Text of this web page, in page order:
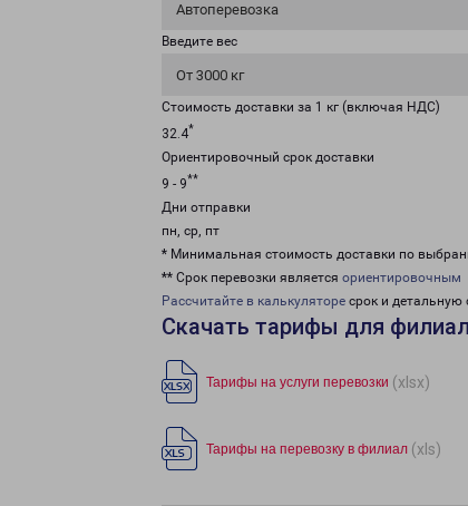
Автоперевозка
Введите вес
От 3000 кг
Стоимость доставки за 1 кг (включая НДС)
32.4*
Ориентировочный срок доставки
9 - 9**
Дни отправки
пн, ср, пт
* Минимальная стоимость доставки по
** Срок перевозки является ориентировочным
Рассчитайте в калькуляторе срок и детальную
Скачать тарифы для
Тарифы на услуги перевозки (xlsx)
Тарифы на перевозку в филиал (xls)